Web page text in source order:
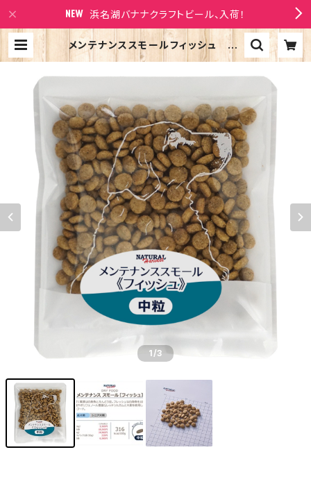
浜名湖バナナクラフトビール、入荷！
メンテナンススモールフィッシュ 50
gx30袋 ポータブルパック ドッグフー
ード | Larry's Company
1/3